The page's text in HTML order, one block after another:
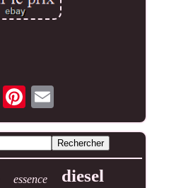
essence diesel